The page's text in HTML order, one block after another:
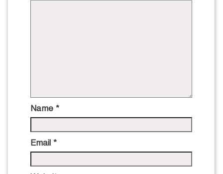
Name *
Email *